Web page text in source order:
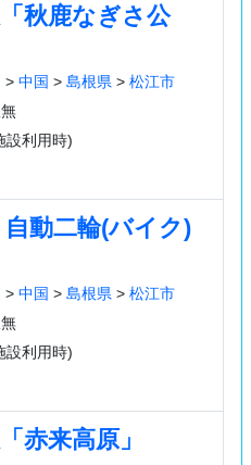
秋鹿なぎさ公
> 中国 > 島根県 > 松江市
設利用時)
動二輪(バイク)
> 中国 > 島根県 > 松江市
設利用時)
赤来高原」